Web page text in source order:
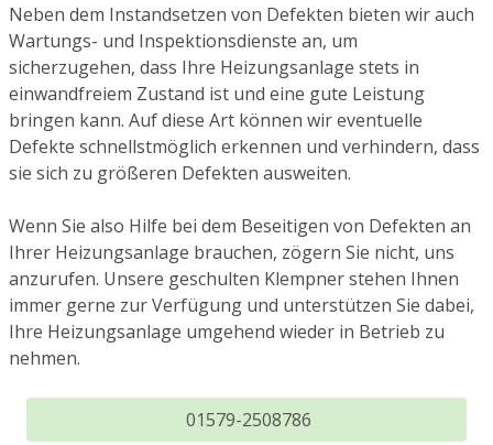
Neben dem Instandsetzen von Defekten bieten wir auch
Wartungs- und Inspektionsdienste an, um
sicherzugehen, dass Ihre Heizungsanlage stets in
einwandfreiem Zustand ist und eine gute Leistung
bringen kann. Auf diese Art können wir eventuelle
Defekte schnellstmöglich erkennen und verhindern, dass
sie sich zu größeren Defekten ausweiten.
Wenn Sie also Hilfe bei dem Beseitigen von Defekten an
Ihrer Heizungsanlage brauchen, zögern Sie nicht, uns
anzurufen. Unsere geschulten Klempner stehen Ihnen
immer gerne zur Verfügung und unterstützen Sie dabei,
Ihre Heizungsanlage umgehend wieder in Betrieb zu
nehmen.
01579-2508786